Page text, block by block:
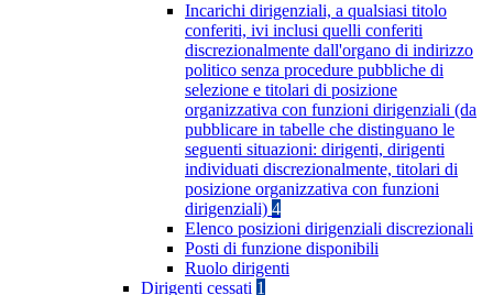
Incarichi dirigenziali, a qualsiasi titolo
conferiti, ivi inclusi quelli conferiti
discrezionalmente dall'organo di indirizzo
politico senza procedure pubbliche di
selezione e titolari di posizione
organizzativa con funzioni dirigenziali (da
pubblicare in tabelle che distinguano le
seguenti situazioni: dirigenti, dirigenti
individuati discrezionalmente, titolari di
posizione organizzativa con funzioni
dirigenziali) 4
Elenco posizioni dirigenziali discrezionali
Posti di funzione disponibili
Ruolo dirigenti
Dirigenti cessati 1